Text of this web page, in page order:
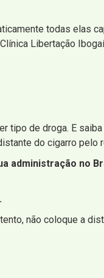
todas elas
Libertação
tipo de droga. E
do cigarro pelo
administração no
não coloque a